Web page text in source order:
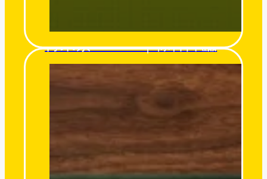
得來素 Derlife｜粽神降臨